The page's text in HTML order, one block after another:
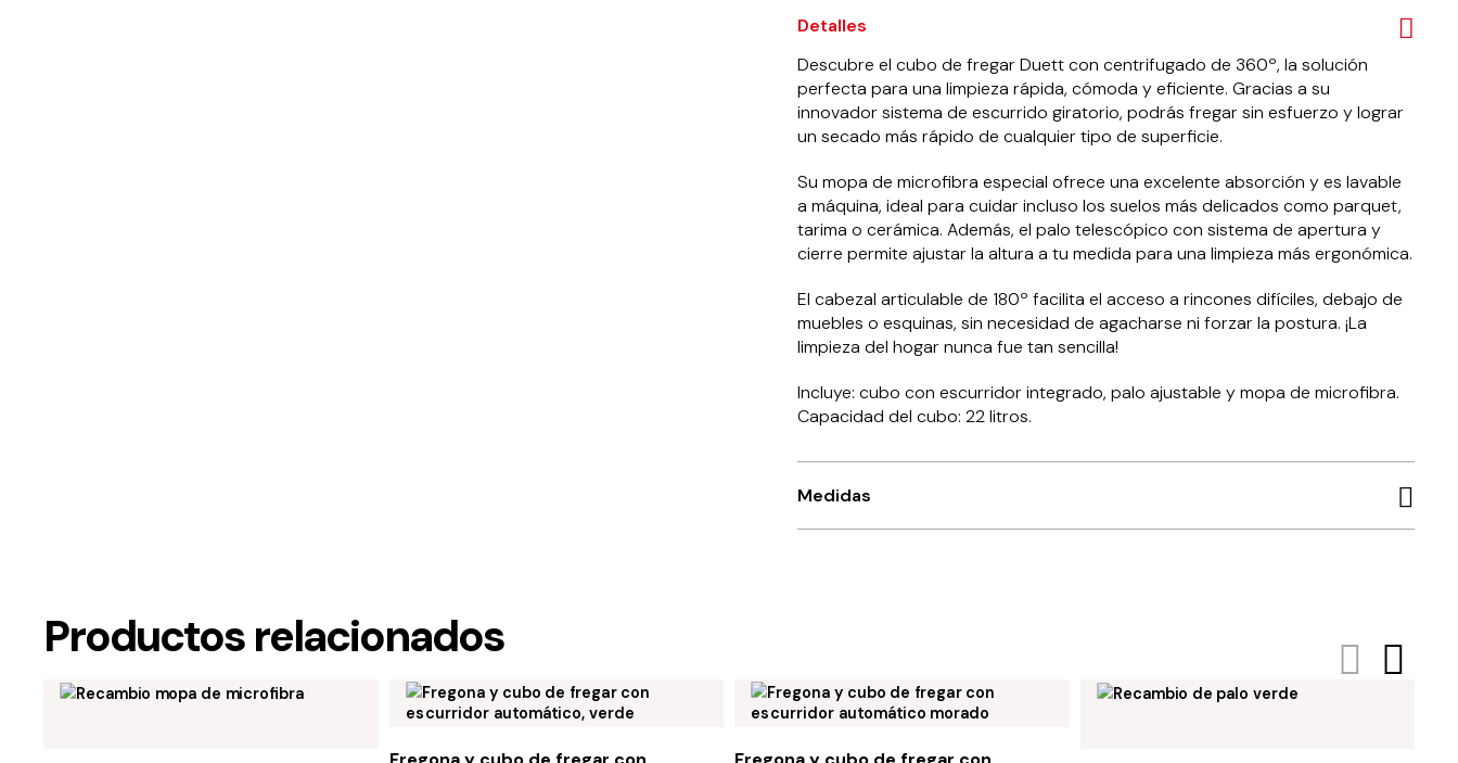
cantidad
Detalles
Descubre el cubo de fregar Duett con centrifugado de 360º, la solución
perfecta para una limpieza rápida, cómoda y eficiente. Gracias a su
innovador sistema de escurrido giratorio, podrás fregar sin esfuerzo y lograr
un secado más rápido de cualquier tipo de superficie.
Su mopa de microfibra especial ofrece una excelente absorción y es lavable
a máquina, ideal para cuidar incluso los suelos más delicados como parquet,
tarima o cerámica. Además, el palo telescópico con sistema de apertura y
cierre permite ajustar la altura a tu medida para una limpieza más ergonómica.
El cabezal articulable de 180º facilita el acceso a rincones difíciles, debajo de
muebles o esquinas, sin necesidad de agacharse ni forzar la postura. ¡La
limpieza del hogar nunca fue tan sencilla!
Incluye: cubo con escurridor integrado, palo ajustable y mopa de microfibra.
Capacidad del cubo: 22 litros.
Medidas
Productos relacionados